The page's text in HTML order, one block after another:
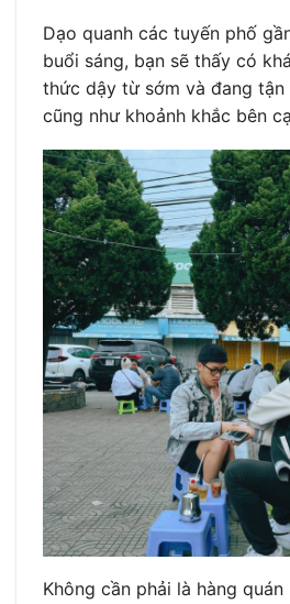
Dạo quanh các tuyến phố
buổi sáng, bạn sẽ thấy có
thức dậy từ sớm và đang
cũng như khoảnh khắc bên
Không cần phải là hàng